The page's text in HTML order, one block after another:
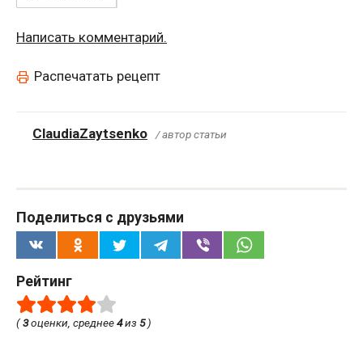
Написать комментарий.
Распечатать рецепт
ClaudiaZaytsenko / автор статьи
Поделиться с друзьями
Рейтинг
(3оценки, среднее4из 5)